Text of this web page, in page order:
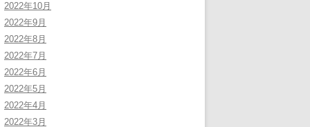
2022年10月
2022年9月
2022年8月
2022年7月
2022年6月
2022年5月
2022年4月
2022年3月